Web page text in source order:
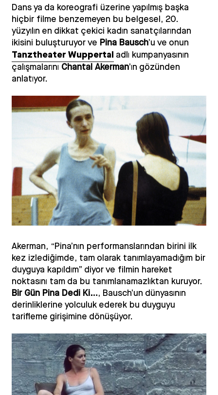
Dans ya da koreografi üzerine yapılmış başka
hiçbir filme benzemeyen bu belgesel, 20.
yüzyılın en dikkat çekici kadın sanatçılarından
ikisini buluşturuyor ve Pina Bausch’u ve onun
Tanztheater Wuppertal adlı kumpanyasının
çalışmalarını Chantal Akerman’ın gözünden
anlatıyor.
Akerman, “Pina’nın performanslarından birini ilk
kez izlediğimde, tam olarak tanımlayamadığım bir
duyguya kapıldım” diyor ve filmin hareket
noktasını tam da bu tanımlanamazlıktan kuruyor.
Bir Gün Pina Dedi Ki…, Bausch’un dünyasının
derinliklerine yolculuk ederek bu duyguyu
tarifleme girişimine dönüşüyor.